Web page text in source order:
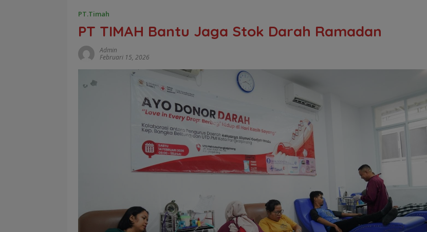
PT.Timah
PT TIMAH Bantu Jaga Stok Darah Ramadan
Admin
Februari 15, 2026